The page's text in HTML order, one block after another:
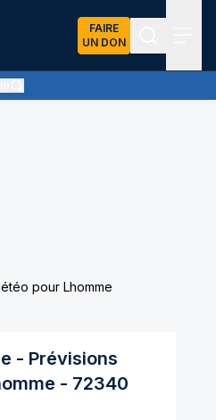
FAIRE
UN DON
et les nuages se partagent le
pour Lhomme
- Prévisions
- 72340